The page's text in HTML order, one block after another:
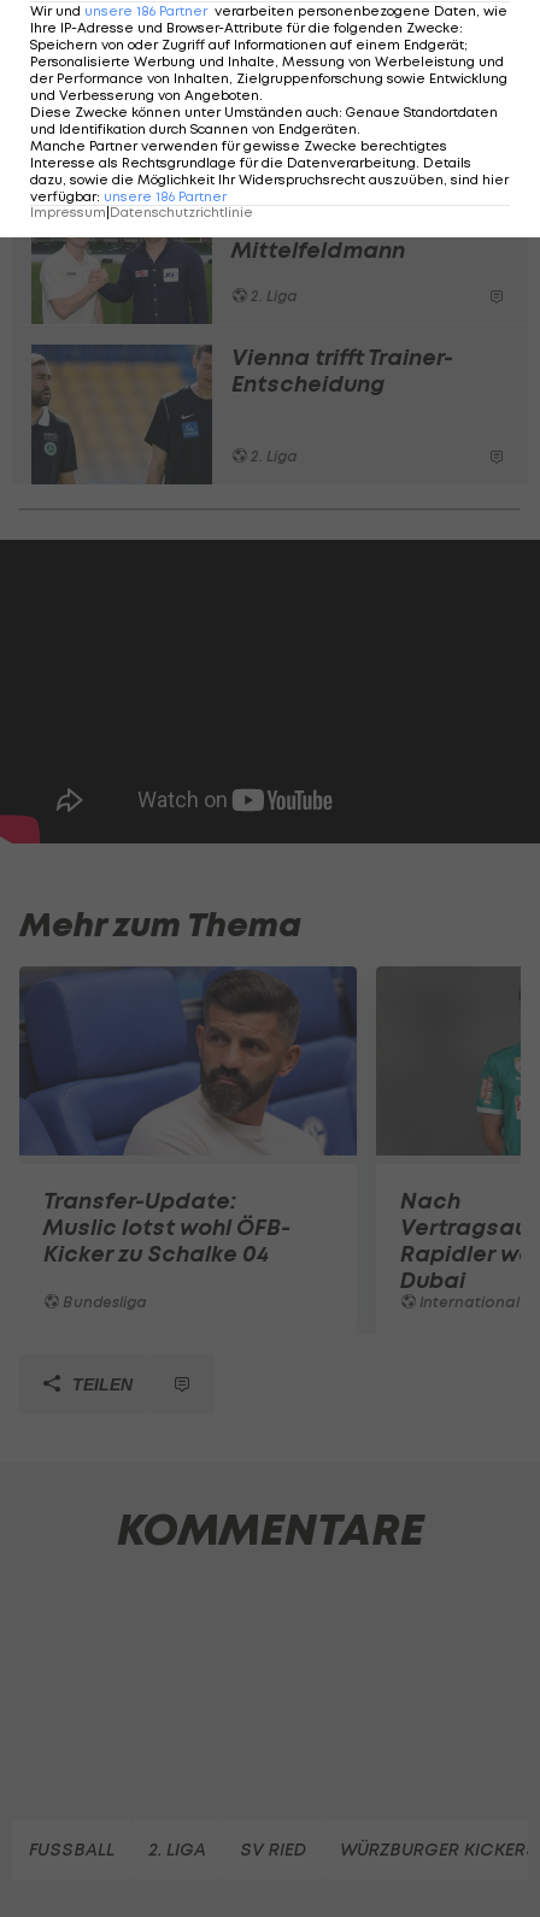
SV Ried: Drei Abgänge
und ein Stürmer aus
Deutschland?
2. Liga
SV Ried angelt sich
Südstädter
Mittelfeldmann
2. Liga
Vienna trifft Trainer-
Entscheidung
2. Liga
Mehr zum Thema
Transfer-Update:
Muslic lotst wohl ÖFB-
Kicker zu Schalke 04
Bundesliga
Nach
Rapidler
Dubai
International
TEILEN
KOMMENTARE
FUSSBALL 2. LIGA SV RIED WÜRZBURGER KICKERS
Wir und unsere 186 Partner verarbeiten personenbezogene Daten, wie
Ihre IP-Adresse und Browser-Attribute für die folgenden Zwecke:
Speichern von oder Zugriff auf Informationen auf einem Endgerät;
Personalisierte Werbung und Inhalte, Messung von Werbeleistung und
der Performance von Inhalten, Zielgruppenforschung sowie Entwicklung
und Verbesserung von Angeboten
Diese Zwecke können unter Umständen auch: Genaue Standortdaten
und Identifikation durch Scannen von Endgeräten
Manche Partner verwenden für gewisse Zwecke berechtigtes
Interesse als Rechtsgrundlage für die Datenverarbeitung. Details
dazu, sowie die Möglichkeit Ihr Widerspruchsrecht auszuüben, sind hier
verfügbar: unsere 186 Partner
Impressum|Datenschutzrichtlinie